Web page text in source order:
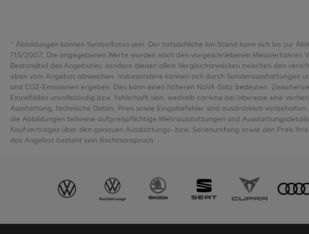
* Abbildungen können Symbolfotos sein. Der tatsächliche km-Stand kann sich bis zur
715/2007: Die angegebenen Werte wurden nach den vorgeschriebenen
Bestandteil des Angebotes, sondern dienen allein Vergleichszwecken zwischen den
oben vom Angebot abweichen. Insbesondere können sich durch
und CO2-Emissionen ergeben. Dies kann einen höheren NoVA-Satz bedeuten.
Einzelfällen unvollständig bzw. fehlerhaft sein, weshalb car4me bei Interesse eine
Ausstattung, technische Daten, Preis sowie Eingabefehler sind ausdrücklich
die Abbildungen teilweise aufpreispflichtige Mehrausstattungen und
Kaufvertrages über den genauen Ausstattungs- bzw. Serienumfang sowie den Preis
das Angebot besteht kein Rechtsanspruch.